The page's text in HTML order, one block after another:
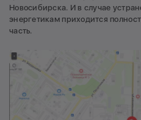
Новосибирска. И в случае
энергетикам приходится
часть.